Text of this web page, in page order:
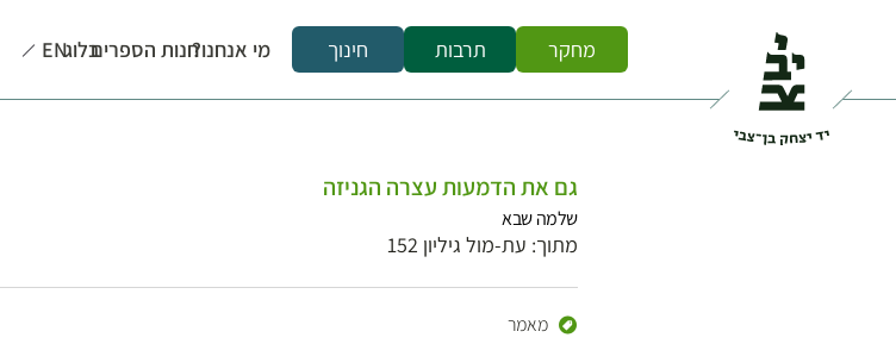
מחקר תרבות חינוך מי אנחנו?חנות הספריםבלוגEN
גם את הדמעות עצרה הגניזה
שלמה שבא
מתוך: עת-מול גיליון 152
מאמר